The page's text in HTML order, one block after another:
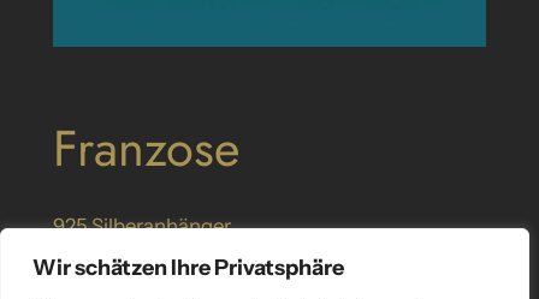
Wir schätzen Ihre Privatsphäre
Franzose
925 Silberanhänger
SKU: S1781 Category:Franzose